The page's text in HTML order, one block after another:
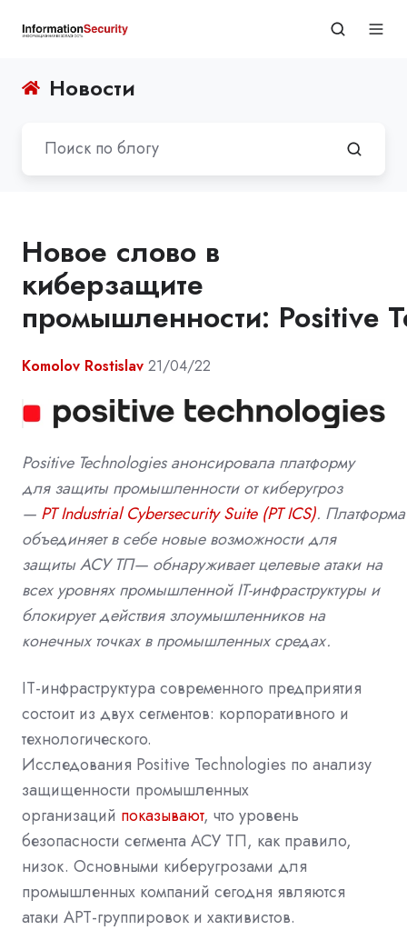
Новости
Новое слово в
киберзащите
промышленности: Positive
Komolov Rostislav 21/04/22
Positive Technologiesанонсировала платформу
для защиты промышленности от киберугроз
— PT Industrial Cybersecurity Suite(PT ICS). Платформа
объединяет в себе новые возможности для
защиты АСУ ТП— обнаруживает целевые атаки на
всех уровнях промышленнойIT-инфраструктуры и
блокирует действия злоумышленников на
конечных точках в промышленных средах.
IT-инфраструктура современного предприятия
состоит из двух сегментов: корпоративного и
технологического.
Исследования Positive Technologies по анализу
защищенности промышленных
организаций показывают, что уровень
безопасности сегмента АСУ ТП, как правило,
низок. Основными киберугрозами для
промышленных компаний сегодня являются
атаки APT-группировок и хактивистов.